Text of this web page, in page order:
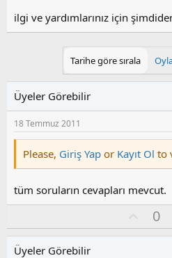
ilgi ve yardımlarınız için
Tarihe göre sırala
Üyeler Görebilir
18 Temmuz 2011
Please, Giriş Yap or Kayıt Ol to
tüm soruların cevapları mevcut.
y
0
Üyeler Görebilir